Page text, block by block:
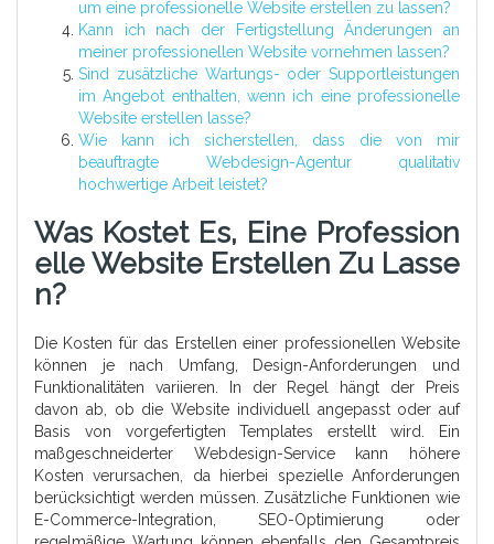
um eine professionelle Website erstellen zu lassen?
Kann ich nach der Fertigstellung Änderungen an
meiner professionellen Website vornehmen lassen?
Sind zusätzliche Wartungs- oder Supportleistungen
im Angebot enthalten, wenn ich eine professionelle
Website erstellen lasse?
Wie kann ich sicherstellen, dass die von mir
beauftragte Webdesign-Agentur qualitativ
hochwertige Arbeit leistet?
Was Kostet Es, Eine Profession
Elle Website Erstellen Zu Lasse
N?
Die Kosten für das Erstellen einer professionellen Website
können je nach Umfang, Design-Anforderungen und
Funktionalitäten variieren. In der Regel hängt der Preis
davon ab, ob die Website individuell angepasst oder auf
Basis von vorgefertigten Templates erstellt wird. Ein
maßgeschneiderter Webdesign-Service kann höhere
Kosten verursachen, da hierbei spezielle Anforderungen
berücksichtigt werden müssen. Zusätzliche Funktionen wie
E-Commerce-Integration, SEO-Optimierung oder